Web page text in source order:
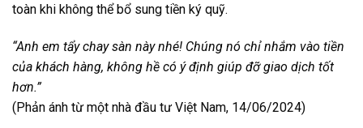
toàn khi không thể bổ sung tiền ký quỹ.
“Anh em tẩy chay sàn này nhé! Chúng nó chỉ nhắm vào tiền
của khách hàng, không hề có ý định giúp đỡ giao dịch tốt
hơn.”
(Phản ánh từ một nhà đầu tư Việt Nam, 14/06/2024)